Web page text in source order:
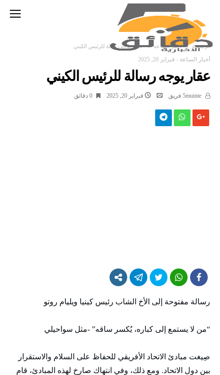
‫الرئيسية‬ أخبار الساعة عقار يوجه رسالة للرئيس الكيني
أخبار الساعة - فبراير 20, 2025
عقار يوجه رسالة للرئيس الكيني
فبراير 20, 2025 0 ‫دقائق‬
رسالة مفتوحة إلى الأخ الشاب رئيس كينيا ويليام روتو
“من لا يستمع إلى كباره، يُكسر ساقه” -مثل سواحيلي
صِيغت مبادئ الاتحاد الأفريقي للحفاظ على السلام والاستقرار
بين دول الاتحاد. ومع ذلك، وفي انتهاك صارخ لهذه المبادئ، قام